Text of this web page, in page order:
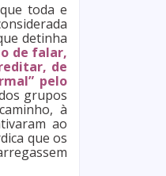
toda e
detinha
de falar,
de
pelo
grupos
à
ao
que os